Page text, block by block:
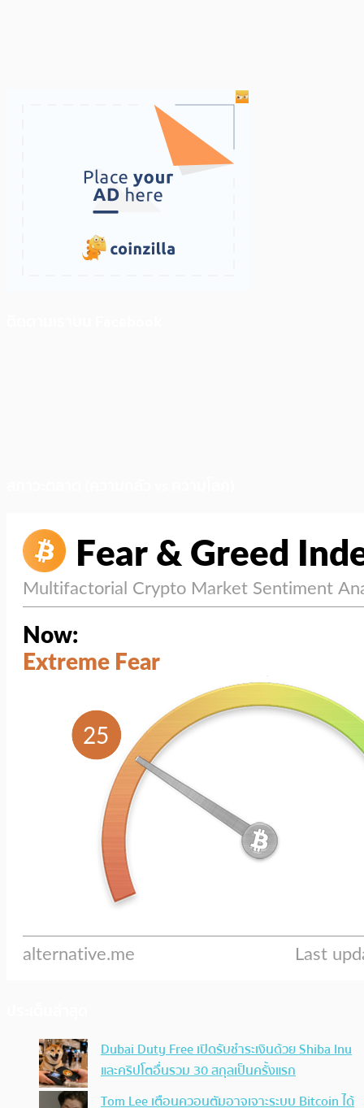
Dubai Duty Free เปิดรับชำระเงินด้วย Shiba Inu
และคริปโตอื่นรวม 30 สกุลเป็นครั้งแรก
Tom Lee เตือนควอนตัมอาจเจาะระบบ Bitcoin ได้